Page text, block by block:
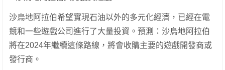
沙烏地阿拉伯希望實現石油以外的多元化經濟，已經在電
競和一些遊戲公司進行了大量投資。預測：沙烏地阿拉伯
將在2024年繼續這條路線，將會收購主要的遊戲開發商或
發行商。